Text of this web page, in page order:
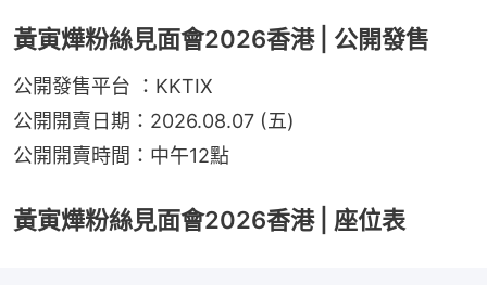
黃寅燁粉絲見面會2026香港 | 公開發售
公開發售平台 ：KKTIX
公開開賣日期：2026.08.07 (五)
公開開賣時間：中午12點
黃寅燁粉絲見面會2026香港 | 座位表